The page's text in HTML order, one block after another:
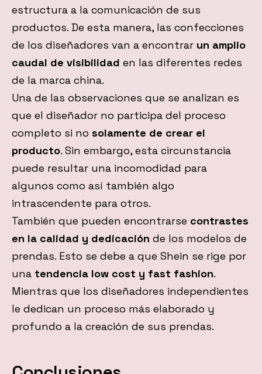
estructura a la comunicación de sus
productos. De esta manera, las confecciones
de los diseñadores van a encontrar un amplio
caudal de visibilidad en las diferentes redes
de la marca china.
Una de las observaciones que se analizan es
que el diseñador no participa del proceso
completo si no solamente de crear el
producto. Sin embargo, esta circunstancia
puede resultar una incomodidad para
algunos como así también algo
intrascendente para otros.
También que pueden encontrarse contrastes
en la calidad y dedicación de los modelos de
prendas. Esto se debe a que Shein se rige por
una tendencia low cost y fast fashion.
Mientras que los diseñadores independientes
le dedican un proceso más elaborado y
profundo a la creación de sus prendas.